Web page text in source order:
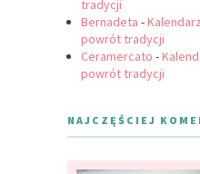
tradycji
Bernadeta -
powrót tradycji
Ceramercato -
powrót tradycji
NAJCZĘŚCIEJ